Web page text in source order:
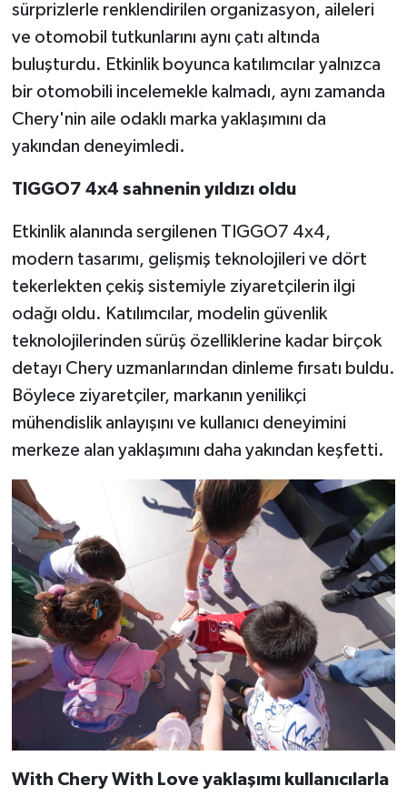
sürprizlerle renklendirilen organizasyon, aileleri
ve otomobil tutkunlarını aynı çatı altında
buluşturdu. Etkinlik boyunca katılımcılar yalnızca
bir otomobili incelemekle kalmadı, aynı zamanda
Chery'nin aile odaklı marka yaklaşımını da
yakından deneyimledi.
TIGGO7 4x4 sahnenin yıldızı oldu
Etkinlik alanında sergilenen TIGGO7 4x4,
modern tasarımı, gelişmiş teknolojileri ve dört
tekerlekten çekiş sistemiyle ziyaretçilerin ilgi
odağı oldu. Katılımcılar, modelin güvenlik
teknolojilerinden sürüş özelliklerine kadar birçok
detayı Chery uzmanlarından dinleme fırsatı buldu.
Böylece ziyaretçiler, markanın yenilikçi
mühendislik anlayışını ve kullanıcı deneyimini
merkeze alan yaklaşımını daha yakından keşfetti.
With Chery With Love yaklaşımı kullanıcılarla